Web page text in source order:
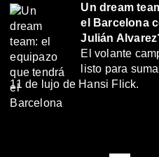
Un dream
el Barcelona
Julián
El volante
listo para
11 de lujo de Hansi Flick.